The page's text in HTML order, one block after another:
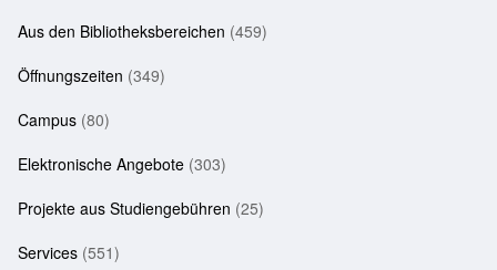
Aus den Bibliotheksbereichen (459)
Öffnungszeiten (349)
Campus (80)
Elektronische Angebote (303)
Projekte aus Studiengebühren (25)
Services (551)